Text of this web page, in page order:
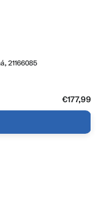
21166085
€177,99